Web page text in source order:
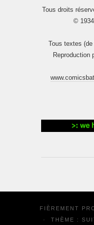
Tous droits
©
Tous textes (de
Reproduction
FIÈREMENT
·
THÈME :